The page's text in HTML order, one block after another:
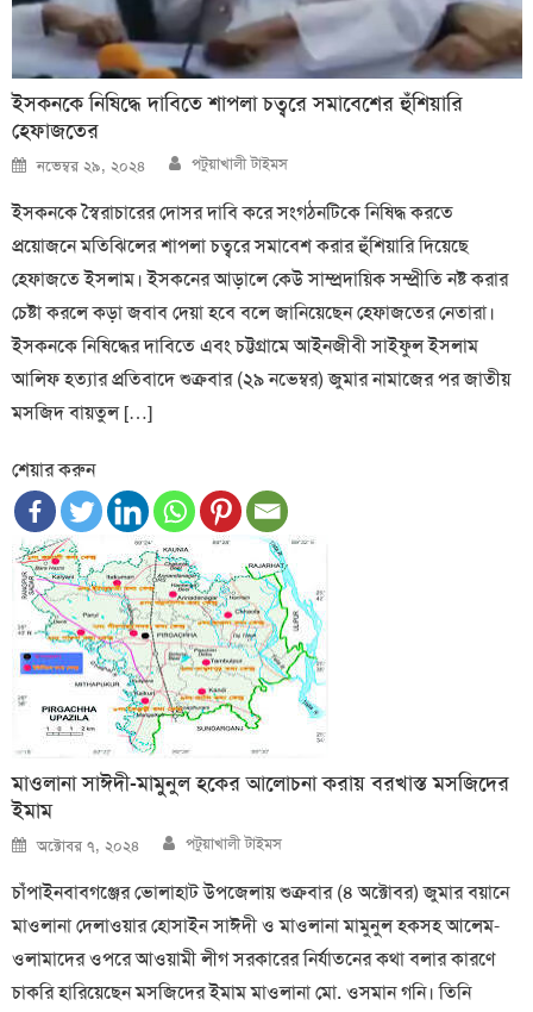
ইসকনকে নিষিদ্ধে দাবিতে শাপলা চত্বরে সমাবেশের হুঁশিয়ারি
হেফাজতের
Posted
on
নভেম্বর ২৯, ২০২৪ Author
পটুয়াখালী টাইমস
ইসকনকে স্বৈরাচারের দোসর দাবি করে সংগঠনটিকে নিষিদ্ধ করতে
প্রয়োজনে মতিঝিলের শাপলা চত্বরে সমাবেশ করার হুঁশিয়ারি দিয়েছে
হেফাজতে ইসলাম। ইসকনের আড়ালে কেউ সাম্প্রদায়িক সম্প্রীতি নষ্ট করার
চেষ্টা করলে কড়া জবাব দেয়া হবে বলে জানিয়েছেন হেফাজতের নেতারা।
ইসকনকে নিষিদ্ধের দাবিতে এবং চট্টগ্রামে আইনজীবী সাইফুল ইসলাম
আলিফ হত্যার প্রতিবাদে শুক্রবার (২৯ নভেম্বর) জুমার নামাজের পর জাতীয়
মসজিদ বায়তুল […]
শেয়ার করুন
মাওলানা সাঈদী-মামুনুল হকের আলোচনা করায় বরখাস্ত মসজিদের
ইমাম
Posted
on
অক্টোবর ৭, ২০২৪ Author
পটুয়াখালী টাইমস
চাঁপাইনবাবগঞ্জের ভোলাহাট উপজেলায় শুক্রবার (৪ অক্টোবর) জুমার বয়ানে
মাওলানা দেলাওয়ার হোসাইন সাঈদী ও মাওলানা মামুনুল হকসহ আলেম-
ওলামাদের ওপরে আওয়ামী লীগ সরকারের নির্যাতনের কথা বলার কারণে
চাকরি হারিয়েছেন মসজিদের ইমাম মাওলানা মো. ওসমান গনি। তিনি